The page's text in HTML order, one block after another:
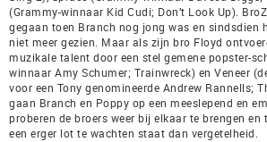
(Grammy-winnaar Kid Cudi; Don’t Look Up).
gegaan toen Branch nog jong was en sindsdien
niet meer gezien. Maar als zijn bro Floyd
muzikale talent door een stel gemene popster-
winnaar Amy Schumer; Trainwreck) en Veneer
voor een Tony genomineerde Andrew Rannells;
gaan Branch en Poppy op een meeslepend en
proberen de broers weer bij elkaar te brengen en
een erger lot te wachten staat dan vergetelheid.